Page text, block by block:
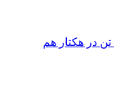
فرسایش خاک در بعضی نقاط لرستان تا ۵۰ تن در هکتار هم